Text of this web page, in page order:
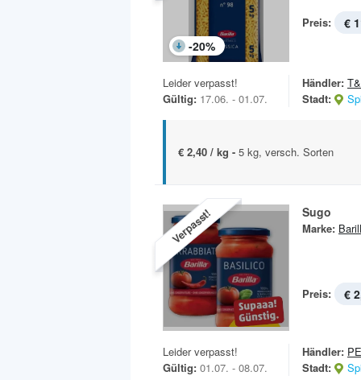
-20%
Preis: €
Leider verpasst!
Gültig: 17.06. - 01.07.
Händler:
Stadt:
€ 2,40 / kg - 5 kg, versch. Sorten
Verpasst! Sugo
Marke:
Preis: €
Leider verpasst!
Gültig: 01.07. - 08.07.
Händler:
Stadt: